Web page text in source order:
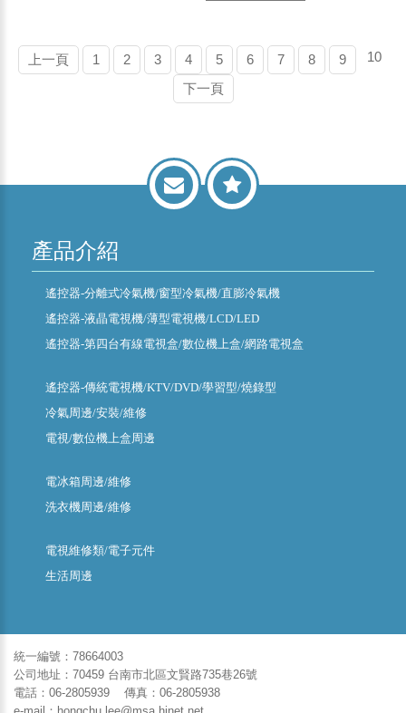
上一頁 1 2 3 4 5 6 7 8 9 10
下一頁
產品介紹
遙控器-分離式冷氣機/窗型冷氣機/直膨冷氣機
遙控器-液晶電視機/薄型電視機/LCD/LED
遙控器-第四台有線電視盒/數位機上盒/網路電視盒
遙控器-傳統電視機/KTV/DVD/學習型/燒錄型
冷氣周邊/安裝/維修
電視/數位機上盒周邊
電冰箱周邊/維修
洗衣機周邊/維修
電視維修類/電子元件
生活周邊
統一編號：78664003
公司地址：70459 台南市北區文賢路735巷26號
電話：06-2805939 傳真：06-2805938